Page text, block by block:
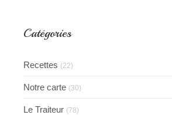
Catégories
Recettes (22)
Notre carte (30)
Le Traiteur (78)